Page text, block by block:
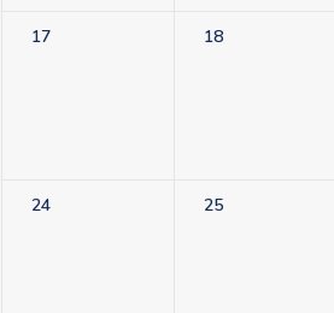
17 18
24 25